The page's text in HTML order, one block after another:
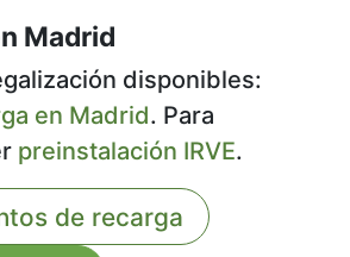
Madrid
disponibles:
en Madrid. Para
preinstalación IRVE.
de recarga